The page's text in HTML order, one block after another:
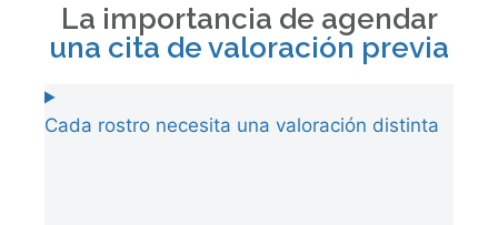
La importancia de agendar
una cita de valoración previa
Cada rostro necesita una valoración distinta